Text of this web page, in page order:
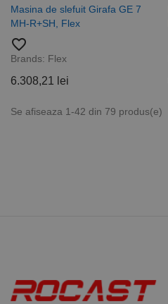
Masina de slefuit Girafa GE 7
MH-R+SH, Flex
favorite_border
Brands: Flex
6.308,21 lei
Se afiseaza 1-42 din 79 produs(e)